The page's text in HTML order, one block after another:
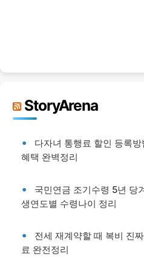
StoryArena
다자녀 통행료 할인 등록
혜택 완벽정리
국민연금 조기수령 5년 당
생연도별 수령나이 정리
전세 재계약할 때 복비 진
료 완전정리